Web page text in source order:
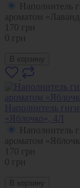
Наполнитель
ароматом
170 грн
0 грн
В корзину
Наполнитель
«Яблочко», 4Л
Наполнитель
ароматом
170 грн
0 грн
В корзину